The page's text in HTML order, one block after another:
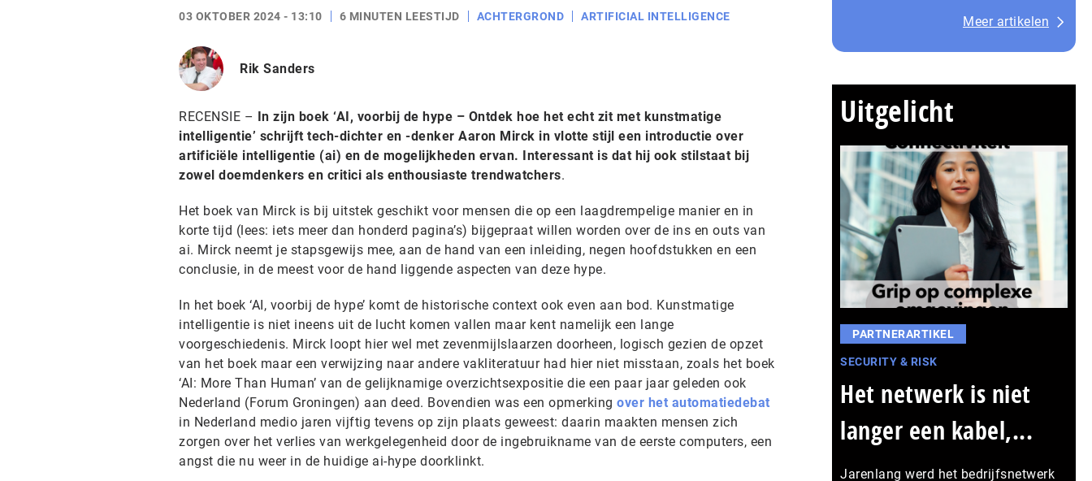
03 OKTOBER 2024 - 13:10 6 MINUTEN LEESTIJD ACHTERGROND ARTIFICIAL INTELLIGENCE
Rik Sanders
RECENSIE – In zijn boek ‘AI, voorbij de hype – Ontdek hoe het echt zit met kunstmatige
intelligentie’ schrijft tech-dichter en -denker Aaron Mirck in vlotte stijl een introductie over
artificiële intelligentie (ai) en de mogelijkheden ervan. Interessant is dat hij ook stilstaat bij
zowel doemdenkers en critici als enthousiaste trendwatchers.
Het boek van Mirck is bij uitstek geschikt voor mensen die op een laagdrempelige manier en in
korte tijd (lees: iets meer dan honderd pagina’s) bijgepraat willen worden over de ins en outs van
ai. Mirck neemt je stapsgewijs mee, aan de hand van een inleiding, negen hoofdstukken en een
conclusie, in de meest voor de hand liggende aspecten van deze hype.
In het boek ‘AI, voorbij de hype’ komt de historische context ook even aan bod. Kunstmatige
intelligentie is niet ineens uit de lucht komen vallen maar kent namelijk een lange
voorgeschiedenis. Mirck loopt hier wel met zevenmijlslaarzen doorheen, logisch gezien de opzet
van het boek maar een verwijzing naar andere vakliteratuur had hier niet misstaan, zoals het boek
‘AI: More Than Human’ van de gelijknamige overzichtsexpositie die een paar jaar geleden ook
Nederland (Forum Groningen) aan deed. Bovendien was een opmerking over het automatiedebat
in Nederland medio jaren vijftig tevens op zijn plaats geweest: daarin maakten mensen zich
zorgen over het verlies van werkgelegenheid door de ingebruikname van de eerste computers, een
angst die nu weer in de huidige ai-hype doorklinkt.
Meer artikelen
Uitgelicht
PARTNERARTIKEL
SECURITY & RISK
Het netwerk is niet
langer een kabel,...
Jarenlang werd het bedrijfsnetwerk